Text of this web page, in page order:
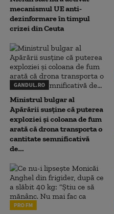
mecanismul UE anti-
dezinformare în timpul
crizei din Ceuta
GANDUL.RO
Ministrul bulgar al
Apărării susține că puterea
exploziei și coloana de fum
arată că drona transporta o
cantitate semnificativă
de...
PRO FM